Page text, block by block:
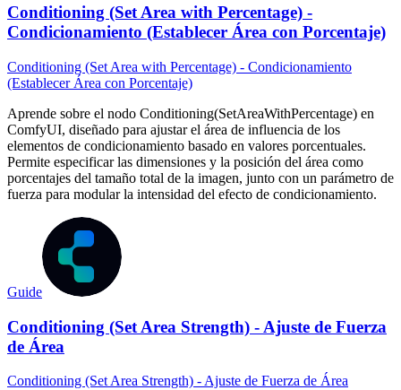
Conditioning (Set Area with Percentage) -
Condicionamiento (Establecer Área con Porcentaje)
Conditioning (Set Area with Percentage) - Condicionamiento
(Establecer Área con Porcentaje)
Aprende sobre el nodo Conditioning(SetAreaWithPercentage) en
ComfyUI, diseñado para ajustar el área de influencia de los
elementos de condicionamiento basado en valores porcentuales.
Permite especificar las dimensiones y la posición del área como
porcentajes del tamaño total de la imagen, junto con un parámetro de
fuerza para modular la intensidad del efecto de condicionamiento.
Guide
Conditioning (Set Area Strength) - Ajuste de Fuerza
de Área
Conditioning (Set Area Strength) - Ajuste de Fuerza de Área